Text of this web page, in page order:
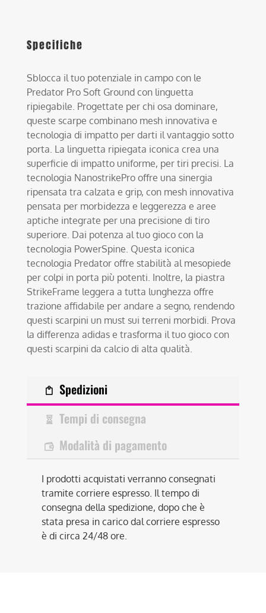
Specifiche
Sblocca il tuo potenziale in campo con le
Predator Pro Soft Ground con linguetta
ripiegabile. Progettate per chi osa dominare,
queste scarpe combinano mesh innovativa e
tecnologia di impatto per darti il vantaggio sotto
porta. La linguetta ripiegata iconica crea una
superficie di impatto uniforme, per tiri precisi. La
tecnologia NanostrikePro offre una sinergia
ripensata tra calzata e grip, con mesh innovativa
pensata per morbidezza e leggerezza e aree
aptiche integrate per una precisione di tiro
superiore. Dai potenza al tuo gioco con la
tecnologia PowerSpine. Questa iconica
tecnologia Predator offre stabilità al mesopiede
per colpi in porta più potenti. Inoltre, la piastra
StrikeFrame leggera a tutta lunghezza offre
trazione affidabile per andare a segno, rendendo
questi scarpini un must sui terreni morbidi. Prova
la differenza adidas e trasforma il tuo gioco con
questi scarpini da calcio di alta qualità.
Spedizioni
Tempi di consegna
Modalità di pagamento
I prodotti acquistati verranno consegnati
tramite corriere espresso. Il tempo di
consegna della spedizione, dopo che è
stata presa in carico dal corriere espresso
è di circa 24/48 ore.